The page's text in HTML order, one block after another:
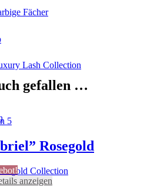
Fächer
Lash Collection
Collection
gefallen …
5
Rosegold
anzeigen